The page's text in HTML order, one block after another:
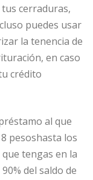
cerraduras,
puedes usar
la tenencia de
en caso
crédito
al que
pesoshasta los
tengas en la
del saldo de